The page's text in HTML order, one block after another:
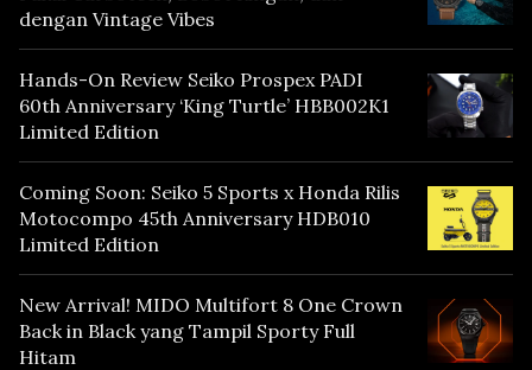
dengan Vintage Vibes
Hands-On Review Seiko Prospex PADI
60th Anniversary ‘King Turtle’ HBB002K1
Limited Edition
Coming Soon: Seiko 5 Sports x Honda Rilis
Motocompo 45th Anniversary HDB010
Limited Edition
New Arrival! MIDO Multifort 8 One Crown
Back in Black yang Tampil Sporty Full
Hitam